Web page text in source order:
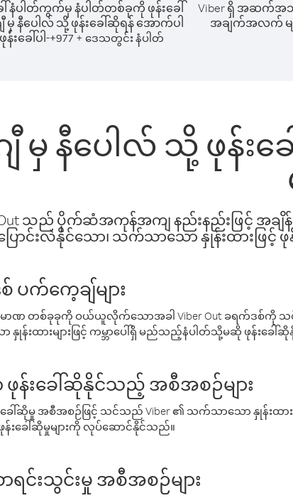
ေါ်နံပါတ်ကွက်မှ နံပါတ်တစ်ခုကို ဖုန်းခေါ်
မှ နီပေါလ် သို့ ဖုန်းခေါ်ဆိုရန် အောက်ပါ
းခေါ်ပါ-+977+ ဒေသတွင်း နံပါတ်
Viber ရှိ အဆက်အ
အချက်အလက် မျက်
ျီ မှ နီပေါလ် သို့ ဖုန်
Out သည် ပိုက်ဆံအကုန်အကျ နည်းနည်းဖြင့် အချိ
ြောင်းလဲနိုင်သော၊ သက်သာသော နှုန်းထားဖြင့်
ပက်ကေ့ချ်များ
ာဏ တစ်ခုခုကို ဝယ်ယူလိုက်သောအခါ Viber Out ခရက်ဒစ်ကို
န်းထားများဖြင့် ကမ္ဘာပေါ်ရှိ မည်သည့်နံပါတ်သို့မဆို ဖုန်းခေါ်
ဖုန်းခေါ်ဆိုနိုင်သည့် အစီအစဉ်များ
ခေါ်ဆိုမှု အစီအစဉ်ဖြင့် သင်သည် Viber ၏ သက်သာသော နှုန်းထ
းခေါ်ဆိုမှုများကို လုပ်ဆောင်နိုင်သည်။
ရင်းသွင်းမှု အစီအစဉ်များ